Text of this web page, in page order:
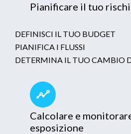
Pianificare il tuo
DEFINISCI IL TUO BUDGET
PIANIFICA I FLUSSI
DETERMINA IL TUO CAMBIO
Calcolare e
esposizione